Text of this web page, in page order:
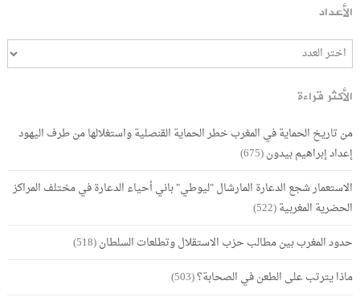
الأعداد
الأكثر قراءة
من تاريخ الحماية في المغرب خطر الحماية القنصلية واستغلالها من طرف اليهود
إعداد إبراهيم بيدون(675)
الاستعمار شجع الدعارة المارشال "ليوطي" باني أحياء الدعارة في مختلف المراكز
الحضرية المغربية(522)
حدود المغرب بين مطالب حزب الاستقلال وتطلعات السلطان(518)
ماذا يترتب على الطعن في الصحابة؟(503)